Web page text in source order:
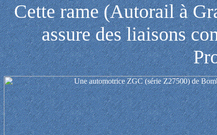
Cette rame (Autorail à
assure des liaisons